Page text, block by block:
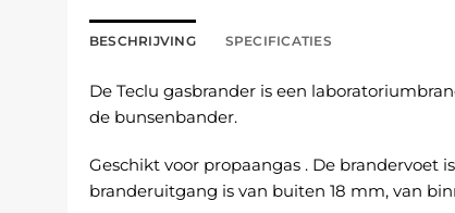
BESCHRIJVING SPECIFICATIES
De Teclu gasbrander is een
de bunsenbander.
Geschikt voor propaangas . De brandervoet
branderuitgang is van buiten 18 mm, van